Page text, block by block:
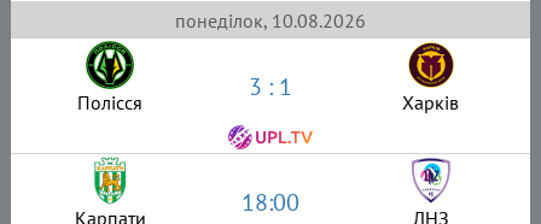
понеділок, 10.08.2026
Полісся 3 : 1 Харків
Карпати 18:00 ЛНЗ